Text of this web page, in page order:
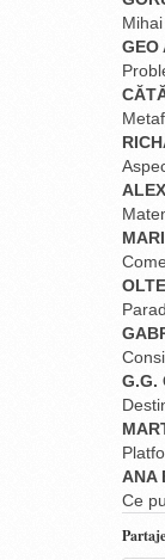
GEO
G.G.
ANA
Ce